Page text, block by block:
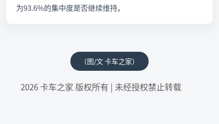
为93.6%的集中度是否继续维持。
（图/文 卡车之家）
2026 卡车之家 版权所有 | 未经授权禁止转载